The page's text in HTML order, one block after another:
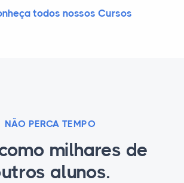
todos nossos Cursos
NÃO PERCA TEMPO
milhares de
alunos.